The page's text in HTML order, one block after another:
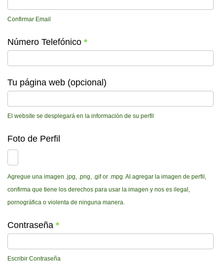
Confirmar Email
Número Telefónico *
Tu página web (opcional)
El website se desplegará en la información de su perfil
Foto de Perfil
Agregue una imagen .jpg, .png, .gif or .mpg. Al agregar la imagen de perfil,
confirma que tiene los derechos para usar la imagen y nos es ilegal,
pornográfica o violenta de ninguna manera.
Contraseña *
Escribir Contraseña